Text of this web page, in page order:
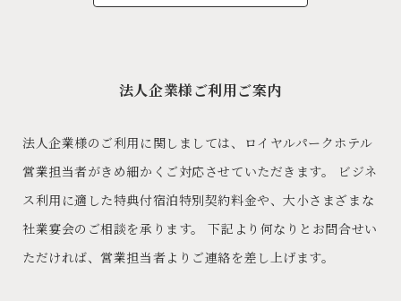
法人企業様ご利用ご案内
法人企業様のご利用に関しましては、ロイヤルパークホテル
営業担当者がきめ細かくご対応させていただきます。 ビジネ
ス利用に適した特典付宿泊特別契約料金や、大小さまざまな
社業宴会のご相談を承ります。 下記より何なりとお問合せい
ただければ、営業担当者よりご連絡を差し上げます。